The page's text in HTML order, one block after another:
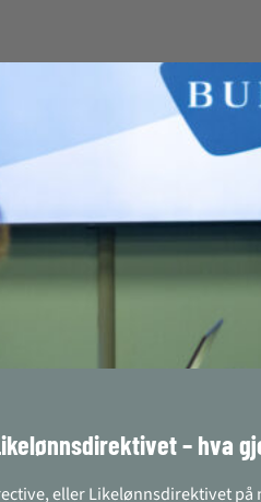
– hva
eller Likelønnsdirektivet